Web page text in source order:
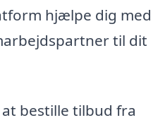
hjælpe dig med
til dit
bestille tilbud fra